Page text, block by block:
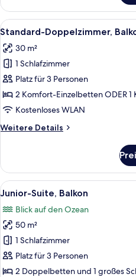
Balkon,
eingeschränkter
Meerblick
Alle
Fotos
für
Standard-
Doppelzimmer,
Balkon
anzeigen
5
Standard-Doppelzimmer,
30 m²
1 Schlafzimmer
Platz für 3 Personen
2 Komfort-Einzelbetten ODER
Kostenloses WLAN
Weitere Details
Weitere
Doppelzimmer,
Balkon
Alle
Fotos
für
Junior-
Suite,
Balkon
anzeigen
5
Junior-Suite, Balkon
Blick auf den Ozean
50 m²
1 Schlafzimmer
Platz für 3 Personen
2 Doppelbetten und 1 großes